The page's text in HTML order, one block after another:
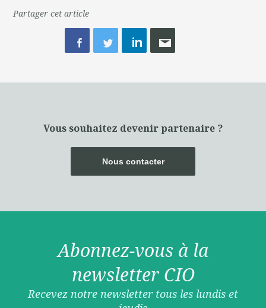
Partager cet article
Vous souhaitez devenir partenaire ?
Nous contacter
Abonnez-vous à la
newsletter CIO
Recevez notre newsletter tous les lundis et